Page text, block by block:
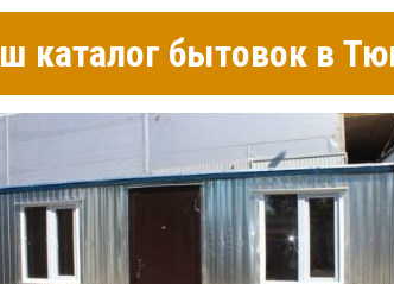
каталог бытовок в